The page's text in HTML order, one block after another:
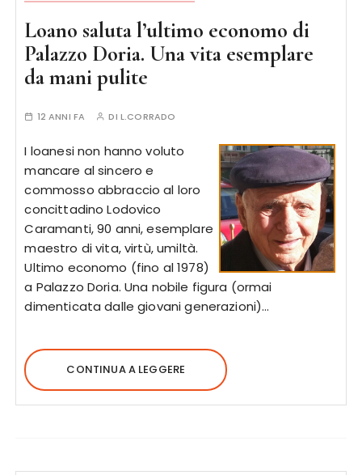
Loano saluta l’ultimo economo di
Palazzo Doria. Una vita esemplare
da mani pulite
12 ANNI FA DI L.CORRADO
I loanesi non hanno voluto
mancare al sincero e
commosso abbraccio al loro
concittadino Lodovico
Caramanti, 90 anni, esemplare
maestro di vita, virtù, umiltà.
Ultimo economo (fino al 1978)
a Palazzo Doria. Una nobile figura (ormai
dimenticata dalle giovani generazioni)…
CONTINUA A LEGGERE